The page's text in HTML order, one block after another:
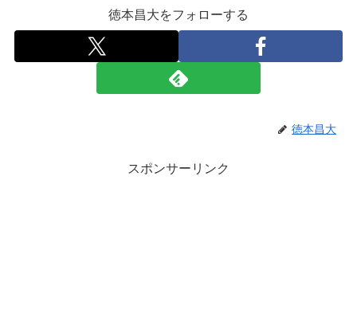
徳本昌大をフォローする
徳本昌大
スポンサーリンク